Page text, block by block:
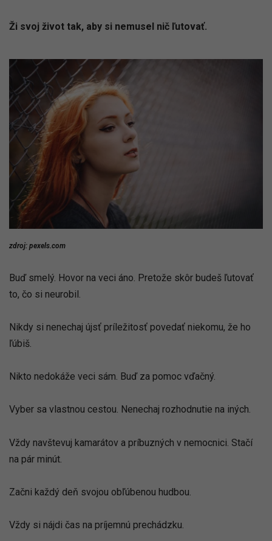
Ži svoj život tak, aby si nemusel nič ľutovať.
zdroj: pexels.com
Buď smelý. Hovor na veci áno. Pretože skôr budeš ľutovať
to, čo si neurobil.
Nikdy si nenechaj újsť príležitosť povedať niekomu, že ho
ľúbiš.
Nikto nedokáže veci sám. Buď za pomoc vďačný.
Vyber sa vlastnou cestou. Nenechaj rozhodnutie na iných.
Vždy navštevuj kamarátov a príbuzných v nemocnici. Stačí
na pár minút.
Začni každý deň svojou obľúbenou hudbou.
Vždy si nájdi čas na príjemnú prechádzku.